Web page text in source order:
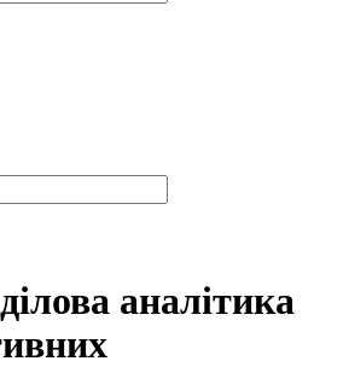
аналітика